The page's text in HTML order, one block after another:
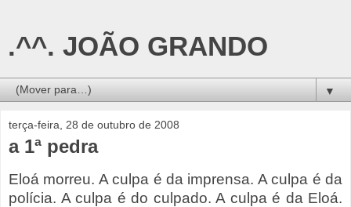
.^^. JOÃO GRANDO
▼
terça-feira, 28 de outubro de 2008
a 1ª pedra
Eloá morreu. A culpa é da imprensa. A culpa é da
polícia. A culpa é do culpado. A culpa é da Eloá.